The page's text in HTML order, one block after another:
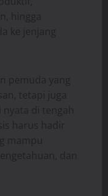
hingga
ke jenjang
pemuda yang
tetapi juga
di tengah
harus hadir
mampu
dan